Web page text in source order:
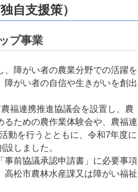
自支援策）
プ事業
障がい者の農業分野での活躍を
がい者の自信や生きがいを創出
福連携推進協議会を設置し、農
ための農作業体験会や、農福連
動を行うとともに、令和7年度に
しました。
前協議承認申請書」に必要事項
高松市農林水産課又は障がい福祉